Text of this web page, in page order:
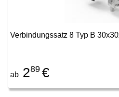
Verbindungssatz 8 Typ B
ab 289 €